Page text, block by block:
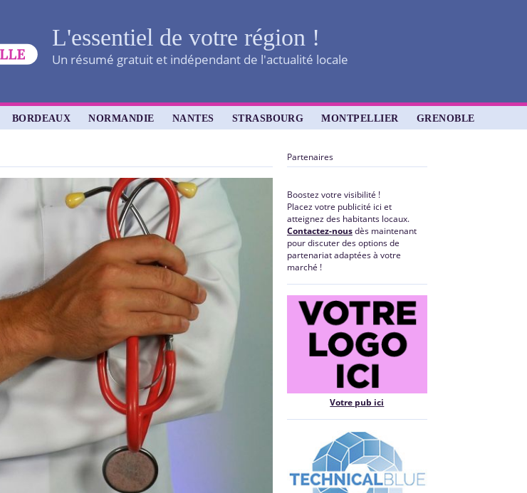
L'essentiel de votre région !
Un résumé gratuit et indépendant de l'actualité locale
BORDEAUX NORMANDIE NANTES STRASBOURG MONTPELLIER GRENOBLE
Partenaires
Boostez votre visibilité !
Placez votre publicité ici et
atteignez des habitants locaux.
Contactez-nousdès maintenant
pour discuter des options de
partenariat adaptées à votre
marché !
Votre pub ici